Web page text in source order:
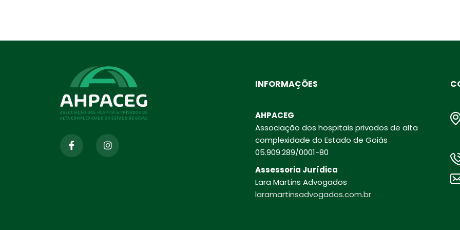
INFORMAÇÕES
AHPACEG
Associação dos hospitais privados de alta
complexidade do Estado de Goiás
05.909.289/0001-80
Assessoria Jurídica
Lara Martins Advogados
laramartinsadvogados.com.br